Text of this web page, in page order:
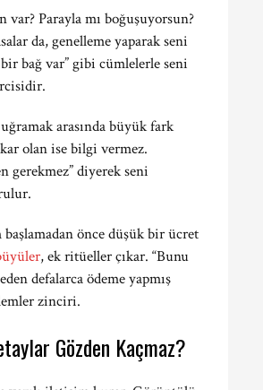
var? Parayla mı boğuşuyorsun?
da, genelleme yaparak seni
bağ var” gibi cümlelerle seni
arasında büyük fark
olan ise bilgi vermez.
gerekmez” diyerek seni
önce düşük bir ücret
, ek ritüeller çıkar. “Bunu
defalarca ödeme yapmış
zinciri.
Gözden Kaçmaz?